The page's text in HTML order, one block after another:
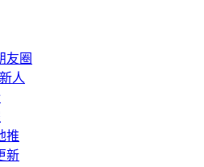
友圈
人
推
新